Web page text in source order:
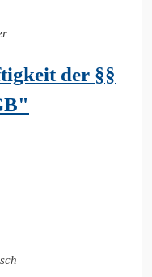
der §§
"